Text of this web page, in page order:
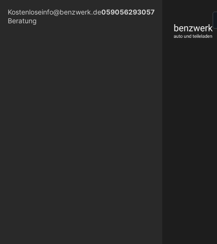
Kostenlose
Beratung
info@benzwerk.de059056293057